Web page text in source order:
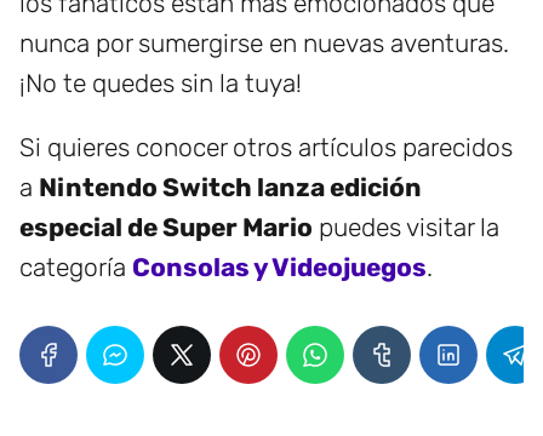
nunca por sumergirse en nuevas aventuras.
¡No te quedes sin la tuya!
Si quieres conocer otros artículos parecidos
a Nintendo Switch lanza edición
especial de Super Mario puedes visitar la
categoría Consolas y Videojuegos.